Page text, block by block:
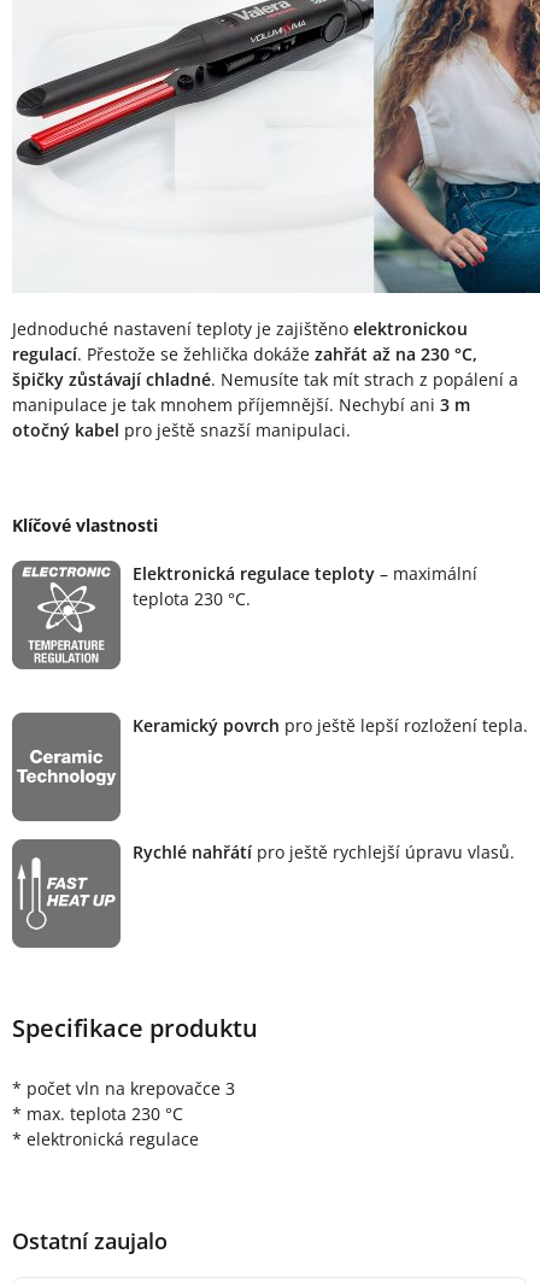
Jednoduché nastavení teploty je zajištěno elektronickou
regulací. Přestože se žehlička dokáže zahřát až na 230 °C,
špičky zůstávají chladné. Nemusíte tak mít strach z popálení a
manipulace je tak mnohem příjemnější. Nechybí ani 3 m
otočný kabel pro ještě snazší manipulaci.
Klíčové vlastnosti
Elektronická regulace teploty – maximální
teplota 230 °C.
Keramický povrch pro ještě lepší rozložení tepla.
Rychlé nahřátí pro ještě rychlejší úpravu vlasů.
Specifikace produktu
* počet vln na krepovačce 3
* max. teplota 230 °C
* elektronická regulace
Ostatní zaujalo